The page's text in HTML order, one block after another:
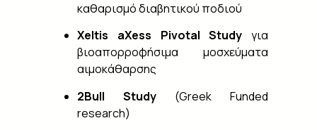
καθαρισμό διαβητικού ποδιού
Xeltis aXess Pivotal Study για
βιοαπορροφήσιμα μοσχεύματα
αιμοκάθαρσης
2Bull Study (Greek Funded
research)